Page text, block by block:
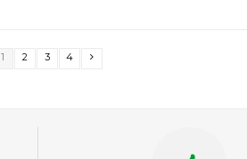
1 2 3 4